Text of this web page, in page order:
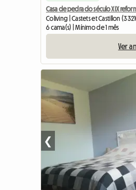
Casa de pedra do século XIX
Coliving | Castets et Castillon
6 cama(s) | Mínimo de 1 mês
Ver
❮